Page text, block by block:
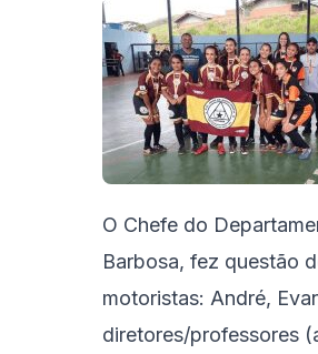
O Chefe do
Barbosa, fez questão
motoristas: André,
diretores/professores